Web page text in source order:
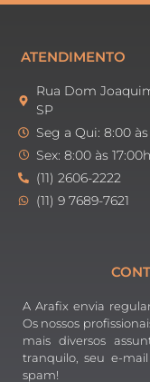
ATENDIMENTO
Rua Dom
SP
Seg a Qui: 8:00
Sex: 8:00 às 17:00h
(11) 2606-2222
(11) 9 7689-7621
A Arafix envia
Os nossos
mais diversos
tranquilo, seu e-
spam!